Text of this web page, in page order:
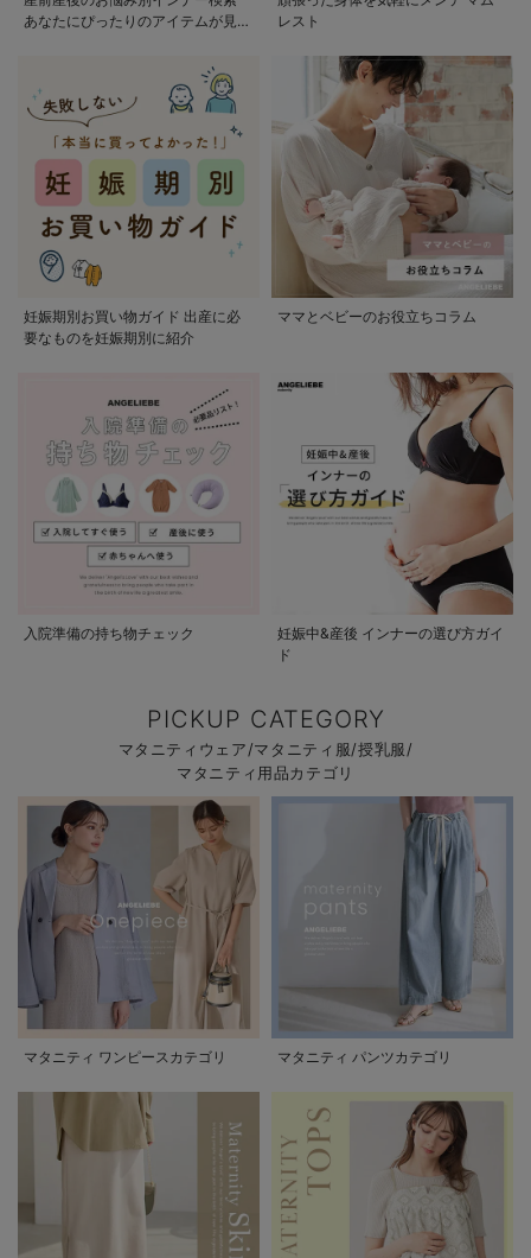
あなたにぴったりのアイテムが見つ
レスト
妊娠期別お買い物ガイド 出産に必
要なものを妊娠期別に紹介
ママとベビーのお役立ちコラム
入院準備の持ち物チェック
妊娠中&産後 インナーの選び方ガイ
ド
PICKUP CATEGORY
マタニティウェア/マタニティ服/授乳服/
マタニティ用品カテゴリ
マタニティ ワンピースカテゴリ マタニティ パンツカテゴリ